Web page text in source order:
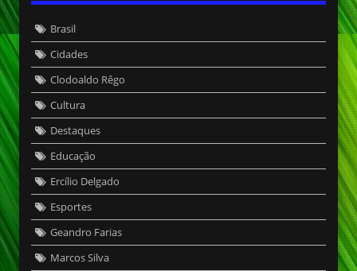
Brasil
Cidades
Clodoaldo Rêgo
Cultura
Destaques
Educação
Ercílio Delgado
Esportes
Geandro Farias
Marcos Silva